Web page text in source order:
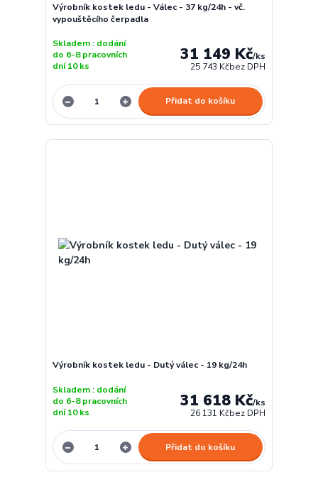
Výrobník kostek ledu - Válec - 37 kg/24h - vč.
vypouštěcího čerpadla
31 149 Kč/ks
25 743 Kčbez DPH
Skladem : dodání
do 6-8 pracovních
dní 10 ks
Přidat do košíku
Výrobník kostek ledu - Dutý válec - 19 kg/24h
31 618 Kč/ks
26 131 Kčbez DPH
Skladem : dodání
do 6-8 pracovních
dní 10 ks
Přidat do košíku